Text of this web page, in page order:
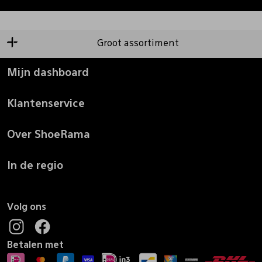
Groot assortiment
Mijn dashboard
Klantenservice
Over ShoeRama
In de regio
Volg ons
Betalen met